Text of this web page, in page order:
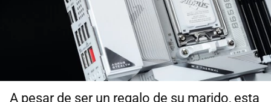
A pesar de ser un regalo de su marido, esta